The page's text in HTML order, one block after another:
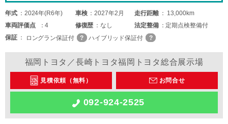
年式 2024年(R6年) 車検 2027年2月 走行距離
13,000km
車両評価点 4 修復歴 なし 法定整備
定期点検整備付
保証
ロングラン保証付 ハイブリッド保証付
福岡トヨタ／長崎トヨタ福岡トヨタ総合展示場
見積依頼（無料） お問合せ
092-924-2525